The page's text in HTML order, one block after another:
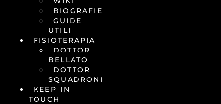
BIOGRAFIE
GUIDE
UTILI
FISIOTERAPIA
DOTTOR
BELLATO
DOTTOR
SQUADRONI
KEEP IN
TOUCH